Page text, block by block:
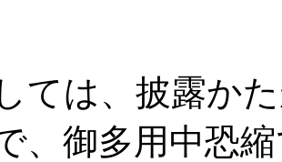
ては、披露か
、御多用中恐